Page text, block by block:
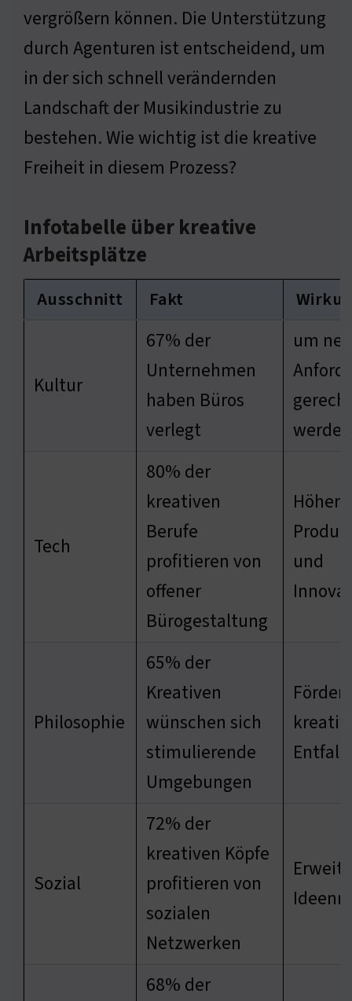
vergrößern können. Die Unterstützung
durch Agenturen ist entscheidend, um
in der sich schnell verändernden
Landschaft der Musikindustrie zu
bestehen. Wie wichtig ist die kreative
Freiheit in diesem Prozess?
Infotabelle über kreative
Arbeitsplätze
Ausschnitt Fakt
Kultur
67% der
Unternehmen
haben Büros
verlegt
um
werden
Tech
80% der
kreativen
Berufe
profitieren von
offener
Bürogestaltung
Höhere
und
Philosophie
65% der
Kreativen
wünschen sich
stimulierende
Umgebungen
Sozial
72% der
kreativen Köpfe
profitieren von
sozialen
Netzwerken
68% der